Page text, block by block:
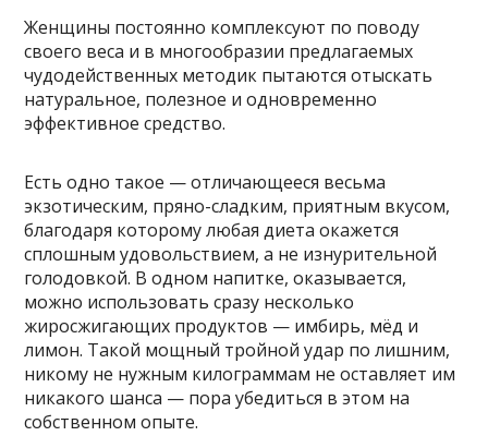
Женщины постоянно комплексуют по поводу
своего веса и в многообразии предлагаемых
чудодейственных методик пытаются отыскать
натуральное, полезное и одновременно
эффективное средство.
Есть одно такое — отличающееся весьма
экзотическим, пряно-сладким, приятным вкусом,
благодаря которому любая диета окажется
сплошным удовольствием, а не изнурительной
голодовкой. В одном напитке, оказывается,
можно использовать сразу несколько
жиросжигающих продуктов — имбирь, мёд и
лимон. Такой мощный тройной удар по лишним,
никому не нужным килограммам не оставляет им
никакого шанса — пора убедиться в этом на
собственном опыте.